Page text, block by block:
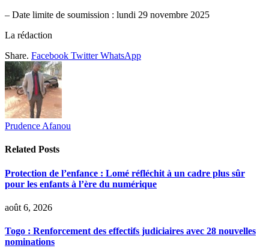
– Date limite de soumission : lundi 29 novembre 2025
La rédaction
Share. Facebook Twitter WhatsApp
Prudence Afanou
Related Posts
Protection de l’enfance : Lomé réfléchit à un cadre plus sûr
pour les enfants à l’ère du numérique
août 6, 2026
Togo : Renforcement des effectifs judiciaires avec 28 nouvelles
nominations